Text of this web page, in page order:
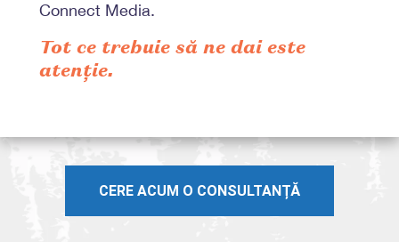
Connect Media.
Tot ce trebuie să ne dai este
atenție.
CERE ACUM O CONSULTANȚĂ